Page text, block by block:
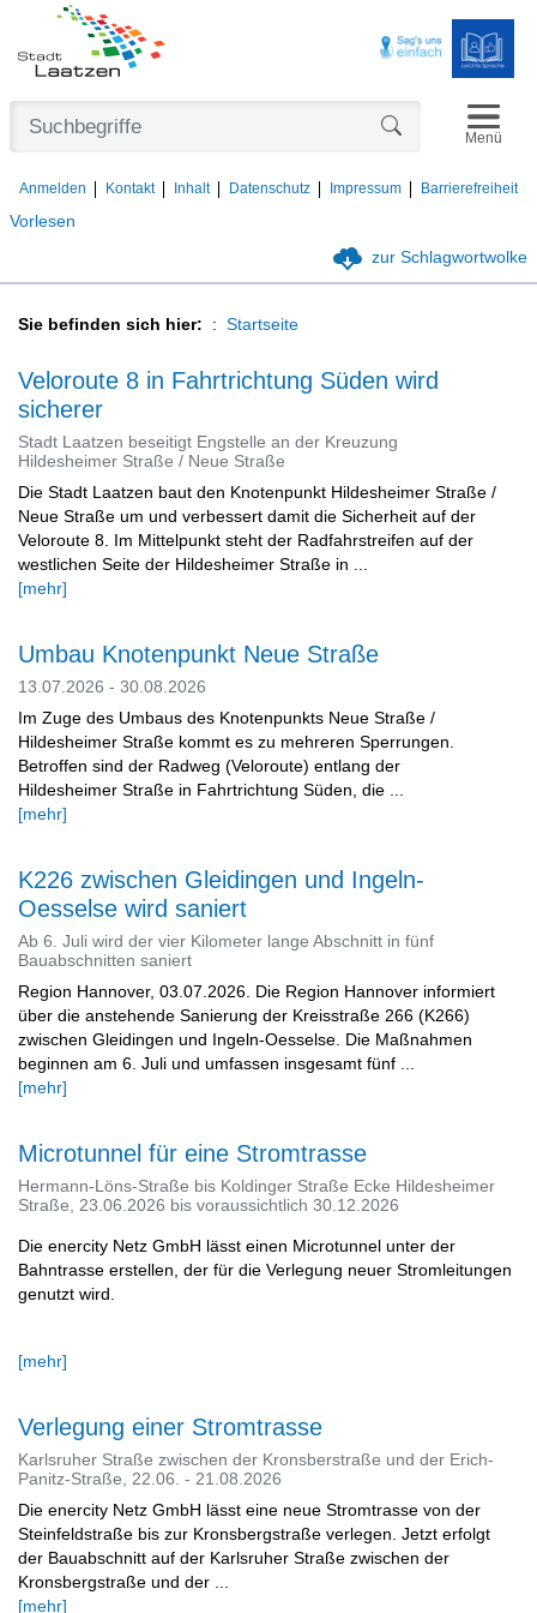
Vorlesen
Anmelden Kontakt Inhalt Datenschutz Impressum Barrierefreiheit
Menü
zur Schlagwortwolke
Sie befinden sich hier: Startseite
Veloroute 8 in Fahrtrichtung Süden wird
sicherer
Stadt Laatzen beseitigt Engstelle an der Kreuzung
Hildesheimer Straße / Neue Straße
Die Stadt Laatzen baut den Knotenpunkt Hildesheimer Straße /
Neue Straße um und verbessert damit die Sicherheit auf der
Veloroute 8. Im Mittelpunkt steht der Radfahrstreifen auf der
westlichen Seite der Hildesheimer Straße in ...
[mehr]
Umbau Knotenpunkt Neue Straße
13.07.2026 - 30.08.2026
Im Zuge des Umbaus des Knotenpunkts Neue Straße /
Hildesheimer Straße kommt es zu mehreren Sperrungen.
Betroffen sind der Radweg (Veloroute) entlang der
Hildesheimer Straße in Fahrtrichtung Süden, die ...
[mehr]
K226 zwischen Gleidingen und Ingeln-
Oesselse wird saniert
Ab 6. Juli wird der vier Kilometer lange Abschnitt in fünf
Bauabschnitten saniert
Region Hannover, 03.07.2026. Die Region Hannover informiert
über die anstehende Sanierung der Kreisstraße 266 (K266)
zwischen Gleidingen und Ingeln-Oesselse. Die Maßnahmen
beginnen am 6. Juli und umfassen insgesamt fünf ...
[mehr]
Microtunnel für eine Stromtrasse
Hermann-Löns-Straße bis Koldinger Straße Ecke Hildesheimer
Straße, 23.06.2026 bis voraussichtlich 30.12.2026
Die enercity Netz GmbH lässt einen Microtunnel unter der
Bahntrasse erstellen, der für die Verlegung neuer Stromleitungen
genutzt wird.
[mehr]
Verlegung einer Stromtrasse
Karlsruher Straße zwischen der Kronsberstraße und der Erich-
Panitz-Straße, 22.06. - 21.08.2026
Die enercity Netz GmbH lässt eine neue Stromtrasse von der
Steinfeldstraße bis zur Kronsbergstraße verlegen. Jetzt erfolgt
der Bauabschnitt auf der Karlsruher Straße zwischen der
Kronsbergstraße und der ...
[mehr]